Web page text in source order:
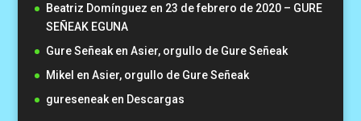
Beatriz Domínguez en 23 de febrero de 2020 – GURE
SEÑEAK EGUNA
Gure Señeaken Asier, orgullo de Gure Señeak
Mikel en Asier, orgullo de Gure Señeak
gureseneaken Descargas